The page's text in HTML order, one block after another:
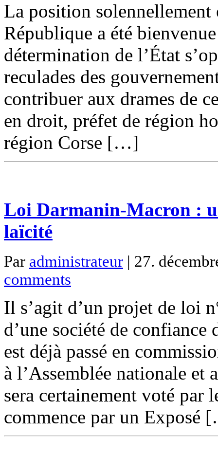
La position solennellement
République a été
détermination de l’État
reculades des
contribuer aux drames de
en droit, préfet de région
région Corse […]
Loi Darmanin-Macron :
laïcité
Par administrateur | 27.
comments
Il s’agit d’un projet de loi
d’une société de
est déjà passé en
à l’Assemblée nationale et
sera certainement voté
commence par un Exposé